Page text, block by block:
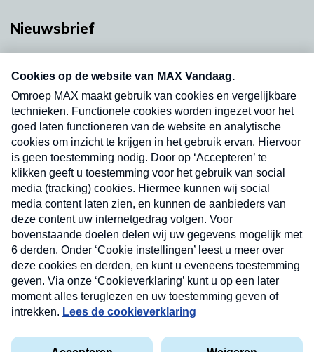
Nieuwsbrief
nieuwsbrief. Elke vrijdag- en dinsdagochtend in
uw mailbox.
Verzend
Privacyverklaring
Cookieverklaring
Nieuwsbrief
Neem hier een gratis abonnement op onze
nieuwsbrief. Elke vrijdag- en dinsdagochtend in uw